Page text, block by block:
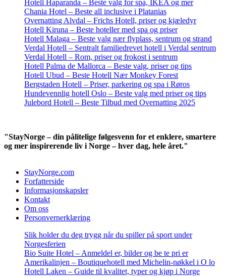
Hotell Haparanda – Beste valg for spa, IKEA og mer
Chania Hotel – Beste all inclusive i Platanias
Overnatting Alvdal – Frichs Hotell, priser og kjæledyr
Hotell Kiruna – Beste hoteller med spa og priser
Hotell Malaga – Beste valg nær flyplass, sentrum og strand
Verdal Hotell – Sentralt familiedrevet hotell i Verdal sentrum
Verdal Hotell – Rom, priser og frokost i sentrum
Hotell Palma de Mallorca – Beste valg, priser og tips
Hotell Ubud – Beste Hotell Nær Monkey Forest
Bergstaden Hotell – Priser, parkering og spa i Røros
Hundevennlig hotell Oslo – Beste valg med priser og tips
Julebord Hotell – Beste Tilbud med Overnatting 2025
"StayNorge – din pålitelige følgesvenn for et enklere, smartere
og mer inspirerende liv i Norge – hver dag, hele året."
StayNorge.com
Forfatterside
Informasjonskapsler
Kontakt
Om oss
Personvernerklæring
Slik holder du deg trygg når du spiller på sport under
Norgesferien
Bio Suite Hotel – Anmeldel er, bilder og be te pri er
Amerikalinjen – Boutiquehotell med Michelin-nøkkel i O lo
Hotell Laken – Guide til kvalitet, typer og kjøp i Norge